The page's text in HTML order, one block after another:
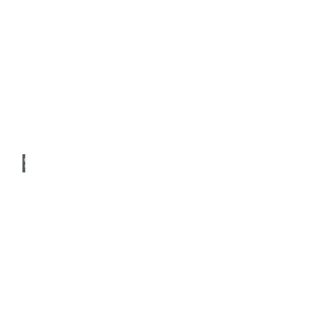
© Do
minik